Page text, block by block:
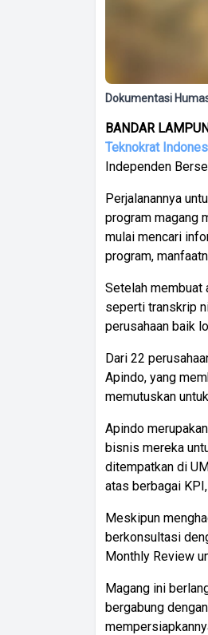
Dokumentasi
BANDAR
Teknokrat
Independen
Perjalanannya
program magang
mulai mencari
program,
Setelah membuat
seperti transkrip
perusahaan baik
Dari 22
Apindo, yang
memutuskan
Apindo
bisnis mereka
ditempatkan di
atas berbagai
Meskipun
berkonsultasi
Monthly Review
Magang ini
bergabung